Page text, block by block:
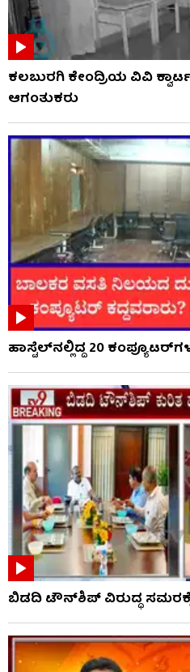
ಕಲಬುರಗಿ ಕೇಂದ್ರಿಯ ವಿವಿ
ಆಗಂತುಕರು
ಹಾಸ್ಟೆಲ್‌ನಲ್ಲಿದ್ದ 20
ಬಿಡದಿ ಟೌನ್‌ಶಿಪ್ ವಿರುದ್ಧ